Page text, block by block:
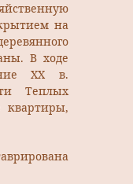
на
В ходе
XX в.
Теплых